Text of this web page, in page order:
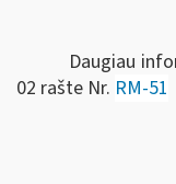
Daugiau
02 rašte Nr. RM-51